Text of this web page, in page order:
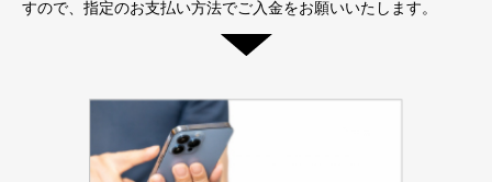
すので、 指定のお支払い方法でご入金をお願いいたします。